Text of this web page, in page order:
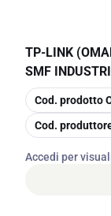
TP-LINK
SMF
copia
Cod. prodotto
copia
Cod.
Accedi per